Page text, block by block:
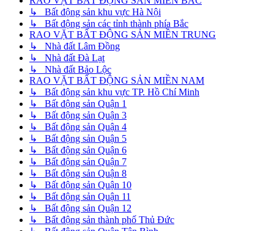
↳ Bất động sản khu vực Hà Nội
↳ Bất động sản các tỉnh thành phía Bắc
RAO VẶT BẤT ĐỘNG SẢN MIỀN TRUNG
↳ Nhà đất Lâm Đồng
↳ Nhà đất Đà Lạt
↳ Nhà đất Bảo Lộc
RAO VẶT BẤT ĐỘNG SẢN MIỀN NAM
↳ Bất động sản khu vực TP. Hồ Chí Minh
↳ Bất động sản Quận 1
↳ Bất động sản Quận 3
↳ Bất động sản Quận 4
↳ Bất động sản Quận 5
↳ Bất động sản Quận 6
↳ Bất động sản Quận 7
↳ Bất động sản Quận 8
↳ Bất động sản Quận 10
↳ Bất động sản Quận 11
↳ Bất động sản Quận 12
↳ Bất động sản thành phố Thủ Đức